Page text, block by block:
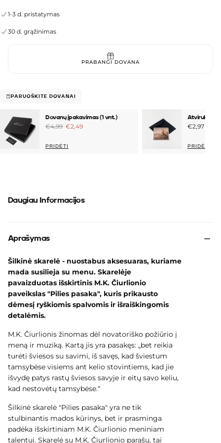
riboto tiražo kūrinys.
Pilies
kiekį
Pilies
kiekį
1-3 d. pristatymas
30 d. grąžinimas
PRABANGI DOVANA
PARUOŠKITE DOVANAI
Dovanų įpakavimas (1 vnt.)
€4,99 €2,49
PRIDĖTI
Atvirukas -
€2,97
PRIDĖTI
Daugiau Informacijos
Aprašymas
Šilkinė skarelė - nuostabus aksesuaras, kuriame
mada susilieja su menu. Skarelėje
pavaizduotas išskirtinis M.K. Čiurlionio
paveikslas "Pilies pasaka", kuris prikausto
dėmesį ryškiomis spalvomis ir išraiškingomis
detalėmis.
M.K. Čiurlionis žinomas dėl novatoriško požiūrio į
meną ir muziką. Kartą jis yra pasakęs: „bet reikia
turėti šviesos su savimi, iš savęs, kad šviestum
tamsybėse visiems ant kelio stovintiems, kad jie
išvydę patys rastų šviesos savyje ir eitų savo keliu,
kad nestovėtų tamsybėse.“
Šilkinė skarelė "Pilies pasaka" yra ne tik
stulbinantis mados kūrinys, bet ir prasminga
padėka išskirtiniam M.K. Čiurlionio meniniam
talentui. Skarelė su M.K. Čiurlionio parašu, tai